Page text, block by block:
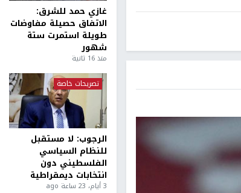
غازي حمد للشرق:
الاتفاق حصيلة مفاوضات
طويلة استمرت ستة
شهور
منذ 16 ثانية
تصريحات خاصة
الرجوب: لا مستقبل
للنظام السياسي
الفلسطيني دون
انتخابات ديمقراطية
3 أيام، 23 ساعة ago